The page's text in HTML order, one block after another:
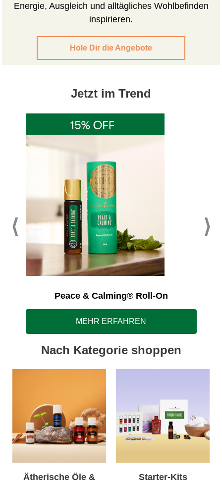
Energie, Ausgleich und alltägliches Wohlbefinden
inspirieren.
Hole Dir die Angebote
Jetzt im Trend
Peace & Calming® Roll-On
MEHR ERFAHREN
Nach Kategorie shoppen
Ätherische Öle &
Starter-Kits